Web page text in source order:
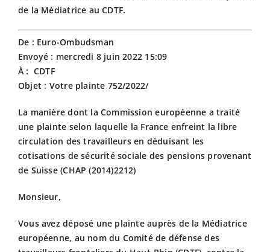
de la Médiatrice au CDTF.
De : Euro-Ombudsman
Envoyé : mercredi 8 juin 2022 15:09
À : CDTF
Objet : Votre plainte 752/2022/
La manière dont la Commission européenne a traité
une plainte selon laquelle la France enfreint la libre
circulation des travailleurs en déduisant les
cotisations de sécurité sociale des pensions provenant
de Suisse (CHAP (2014)2212)
Monsieur,
Vous avez déposé une plainte auprès de la Médiatrice
européenne, au nom du Comité de défense des